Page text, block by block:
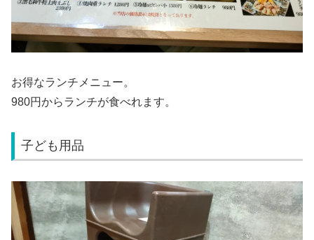
お得なランチメニュー。
980円からランチが食べれます。
子ども用品